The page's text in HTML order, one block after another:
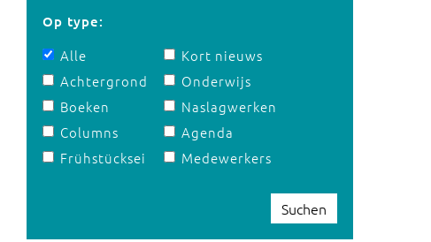
Op type:
Alle
Achtergrond
Boeken
Columns
Frühstücksei
Kort nieuws
Onderwijs
Naslagwerken
Agenda
Medewerkers
Suchen